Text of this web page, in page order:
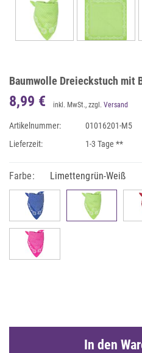
Baumwolle Dreieckstuch mit
8,99 € inkl. MwSt., zzgl. Versand
Artikelnummer:
01016201-M5
Lieferzeit:
1-3 Tage **
Farbe: Limettengrün-Weiß
In den